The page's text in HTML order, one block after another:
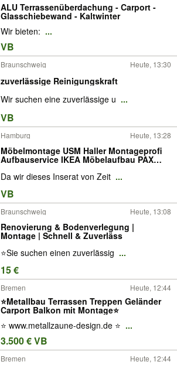
ALU Terrassenüberdachung - Carport -
Glasschiebewand - Kaltwinter
Wir bieten: ...
VB
Braunschweig Heute, 13:30
zuverlässige Reinigungskraft
Wir suchen eine zuverlässige u ...
VB
Hamburg Heute, 13:28
Möbelmontage USM Haller Montageprofi
Aufbauservice IKEA Möbelaufbau PAX
Lampenmontage Profi Bohrarbeiten
Allrounder Tischler Möbelhilfe
Da wir dieses Inserat von Zeit ...
VB
Braunschweig Heute, 13:08
Renovierung & Bodenverlegung |
Montage | Schnell & Zuverläss
⭐️Sie suchen einen zuverlässig ...
15 €
Bremen Heute, 12:44
⭐Metallbau Terrassen Treppen Geländer
Carport Balkon mit Montage⭐
⭐ www.metallzaune-design.de ⭐ ...
3.500 € VB
Bremen Heute, 12:44